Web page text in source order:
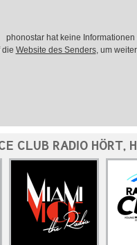
phonostar hat keine
die Website des Senders, um
CLUB RADIO HÖRT,